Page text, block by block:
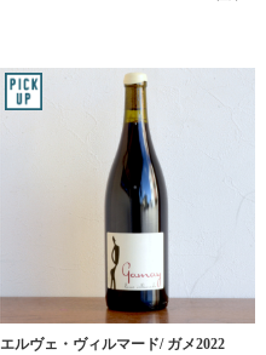
エルヴェ・ヴィルマード/ ガメ2022